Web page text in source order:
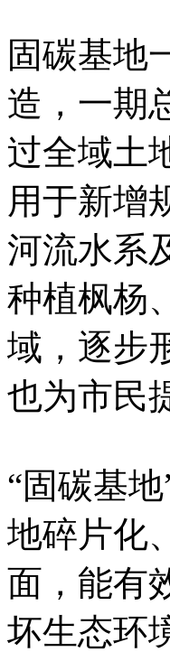
固碳基地
造，一期
过全域土
用于新增
河流水系
种植枫杨
域，逐步
也为市民
“固碳基
地碎片化
面，能有
坏生态环